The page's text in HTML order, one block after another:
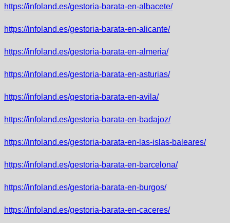
https://infoland.es/gestoria-barata-en-albacete/
https://infoland.es/gestoria-barata-en-alicante/
https://infoland.es/gestoria-barata-en-almeria/
https://infoland.es/gestoria-barata-en-asturias/
https://infoland.es/gestoria-barata-en-avila/
https://infoland.es/gestoria-barata-en-badajoz/
https://infoland.es/gestoria-barata-en-las-islas-baleares/
https://infoland.es/gestoria-barata-en-barcelona/
https://infoland.es/gestoria-barata-en-burgos/
https://infoland.es/gestoria-barata-en-caceres/